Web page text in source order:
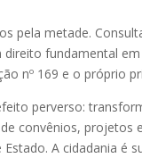
pela metade.
fundamental
nº 169 e o próprio
perverso:
convênios, projetos
A cidadania é